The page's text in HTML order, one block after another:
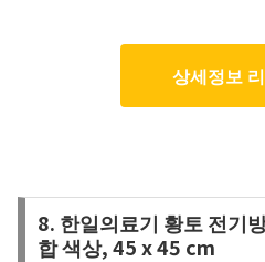
상세정보
8. 한일의료기 황토 전기
합 색상, 45 x 45 cm